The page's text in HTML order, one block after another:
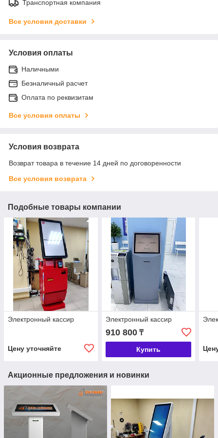
Транспортная компания
Все условия доставки
Условия оплаты
Наличными
Безналичный расчет
Оплата по реквизитам
Все условия оплаты
Условия возврата
Возврат товара в течение 14 дней по договоренности
Все условия возврата
Подобные товары компании
Электронный кассир
Цену уточняйте
Электронный кассир
910 800₸
Купить
Акционные предложения и новинки